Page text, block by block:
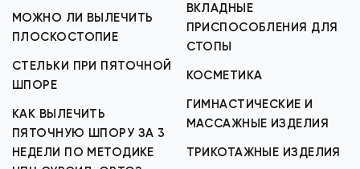
МОЖНО ЛИ ВЫЛЕЧИТЬ
ПЛОСКОСТОПИЕ
СТЕЛЬКИ ПРИ ПЯТОЧНОЙ
ШПОРЕ
КАК ВЫЛЕЧИТЬ
ПЯТОЧНУЮ ШПОРУ ЗА 3
НЕДЕЛИ ПО МЕТОДИКЕ
ВКЛАДНЫЕ
ПРИСПОСОБЛЕНИЯ ДЛЯ
СТОПЫ
КОСМЕТИКА
ГИМНАСТИЧЕСКИЕ И
МАССАЖНЫЕ ИЗДЕЛИЯ
ТРИКОТАЖНЫЕ ИЗДЕЛИЯ